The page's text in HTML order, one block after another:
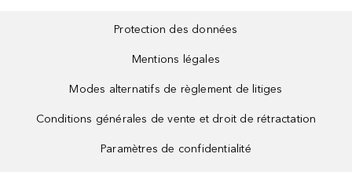
Protection des données
Mentions légales
Modes alternatifs de règlement de litiges
Conditions générales de vente et droit de rétractation
Paramètres de confidentialité